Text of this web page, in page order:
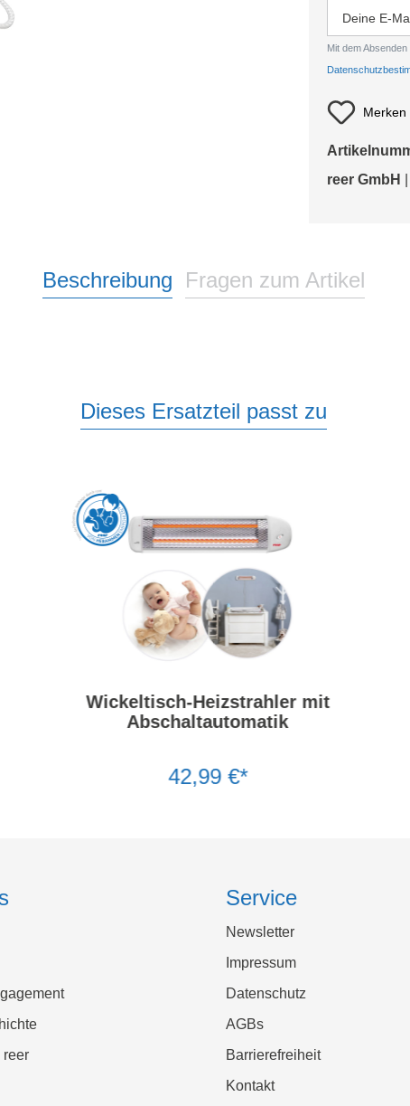
Mit dem
Merken
reer GmbH
Beschreibung Fragen zum Artikel
Dieses Ersatzteil passt zu
Wickeltisch-Heizstrahler mit
Abschaltautomatik
42,99 €*
reer
Service
Newsletter
Impressum
Datenschutz
AGBs
Barrierefreiheit
Kontakt